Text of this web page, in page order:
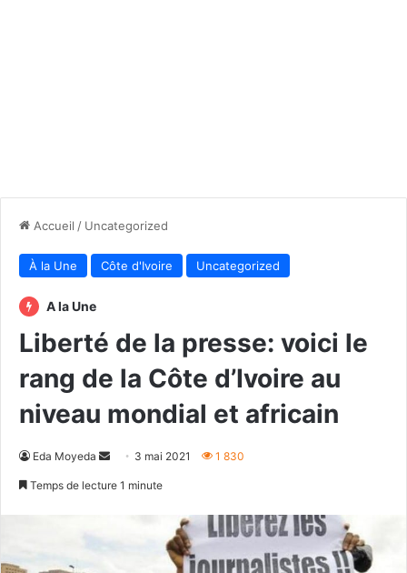
Accueil / Uncategorized
À la Une Côte d'Ivoire Uncategorized
A la Une
Liberté de la presse: voici le
rang de la Côte d’Ivoire au
niveau mondial et africain
Eda Moyeda
Envoyer3 mai 2021 1 830
Temps de lecture 1 minute